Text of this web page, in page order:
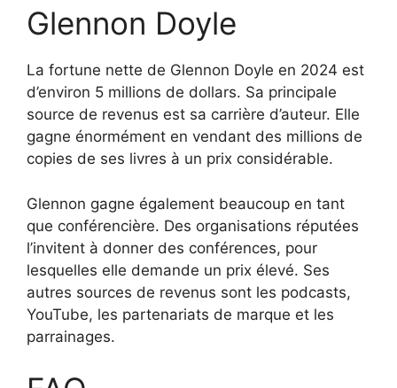
Glennon Doyle
La fortune nette de Glennon Doyle en 2024 est
d’environ 5 millions de dollars. Sa principale
source de revenus est sa carrière d’auteur. Elle
gagne énormément en vendant des millions de
copies de ses livres à un prix considérable.
Glennon gagne également beaucoup en tant
que conférencière. Des organisations réputées
l’invitent à donner des conférences, pour
lesquelles elle demande un prix élevé. Ses
autres sources de revenus sont les podcasts,
YouTube, les partenariats de marque et les
parrainages.